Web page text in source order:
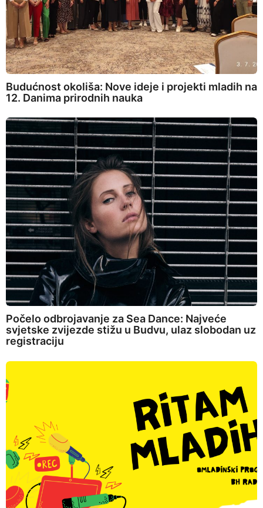
Budućnost okoliša: Nove ideje i projekti mladih na
12. Danima prirodnih nauka
Počelo odbrojavanje za Sea Dance: Najveće
svjetske zvijezde stižu u Budvu, ulaz slobodan uz
registraciju